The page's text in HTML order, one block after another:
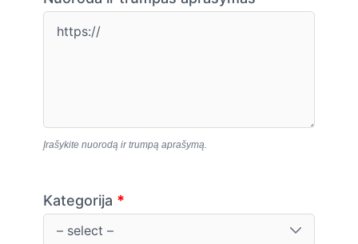
Įrašykite nuorodą ir trumpą aprašymą.
Kategorija *